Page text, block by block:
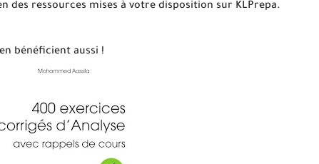
des ressources mises à votre disposition sur KLPrepa.
bénéficient aussi !